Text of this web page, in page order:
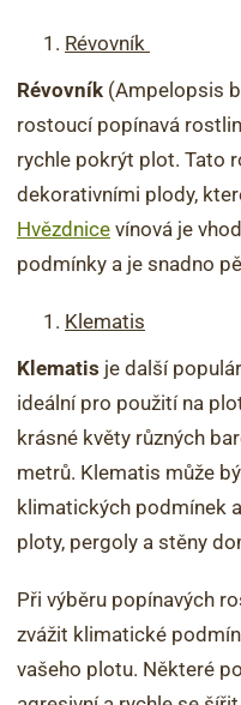
Révovník
Révovník (Ampelopsis
rostoucí popínavá
rychle pokrýt plot. Tato
dekorativními plody,
Hvězdnice vínová je
podmínky a je snadno
Klematis
Klematis je další
ideální pro použití na
krásné květy různých
metrů. Klematis může
klimatických podmínek
ploty, pergoly a stěny
Při výběru popínavých
zvážit klimatické
vašeho plotu. Některé